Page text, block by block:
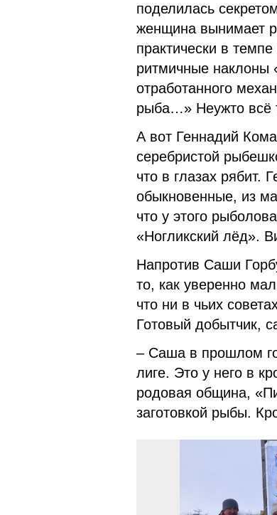
поделилась
женщина вынимает
практически в
ритмичные наклоны
отработанного
рыба…» Неужто всё
А вот Геннадий
серебристой
что в глазах рябит.
обыкновенные, из
что у этого
«Ногликский лёд».
Напротив Саши
то, как уверенно
что ни в чьих
Готовый добытчик,
– Саша в прошлом
лиге. Это у него в
родовая община,
заготовкой рыбы.